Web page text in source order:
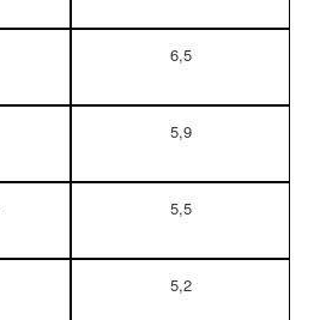
6,5
5,9
5,5
5,2